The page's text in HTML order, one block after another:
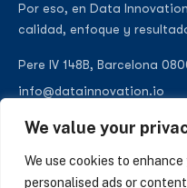
We value your
We use cookies to
personalised ads or
Por eso, en Data
calidad, enfoque y
Pere IV 148B, Barcelona
info@datainnovation.io